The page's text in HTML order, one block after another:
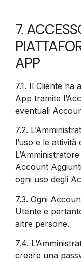
7.
APP
7.1. Il Cliente ha
App tramite
eventuali
7.2.
l’uso e le
Account
ogni uso degli
7.3. Ogni
Utente e
altre persone.
7.4.
creare una